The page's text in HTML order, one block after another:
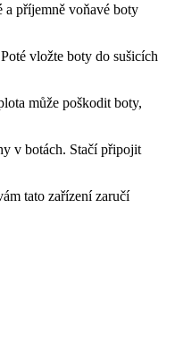
a příjemně ‍voňavé boty
vložte boty ⁣do ⁢sušicích‍
může poškodit boty,
v botách. Stačí připojit
tato zařízení ⁤zaručí​